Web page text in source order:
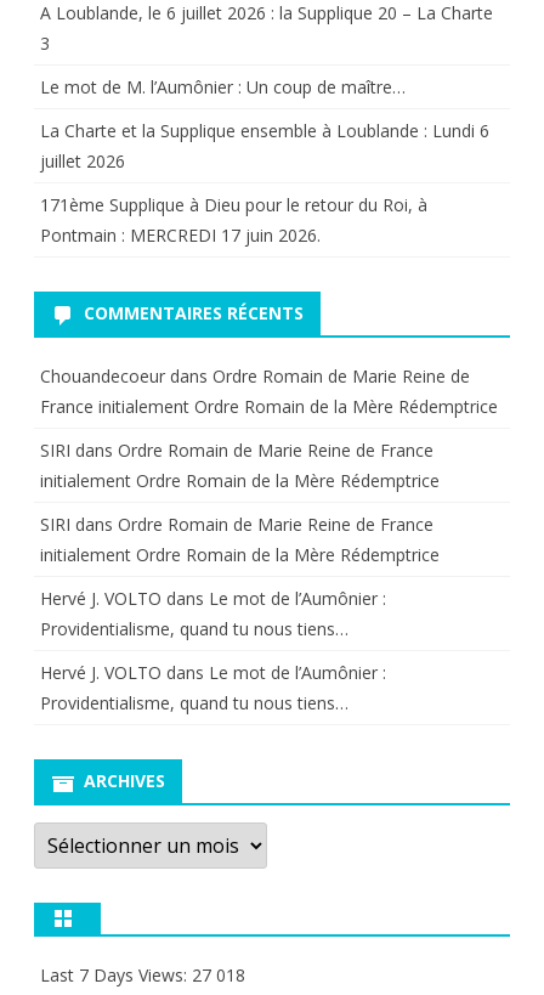
A Loublande, le 6 juillet 2026 : la Supplique 20 – La Charte
3
Le mot de M. l’Aumônier : Un coup de maître…
La Charte et la Supplique ensemble à Loublande : Lundi 6
juillet 2026
171ème Supplique à Dieu pour le retour du Roi, à
Pontmain : MERCREDI 17 juin 2026.
COMMENTAIRES RÉCENTS
Chouandecoeur dans Ordre Romain de Marie Reine de
France initialement Ordre Romain de la Mère Rédemptrice
SIRI dans Ordre Romain de Marie Reine de France
initialement Ordre Romain de la Mère Rédemptrice
SIRI dans Ordre Romain de Marie Reine de France
initialement Ordre Romain de la Mère Rédemptrice
Hervé J. VOLTO dans Le mot de l’Aumônier :
Providentialisme, quand tu nous tiens…
Hervé J. VOLTO dans Le mot de l’Aumônier :
Providentialisme, quand tu nous tiens…
ARCHIVES
Archives
Last 7 Days Views: 27 018